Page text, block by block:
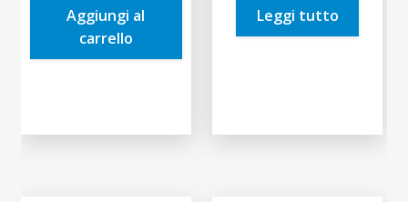
5,50€.
Aggiungi al
carrello
2,50€.
Leggi tutto